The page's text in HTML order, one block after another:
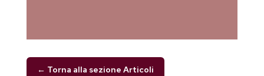
← Torna alla sezione Articoli